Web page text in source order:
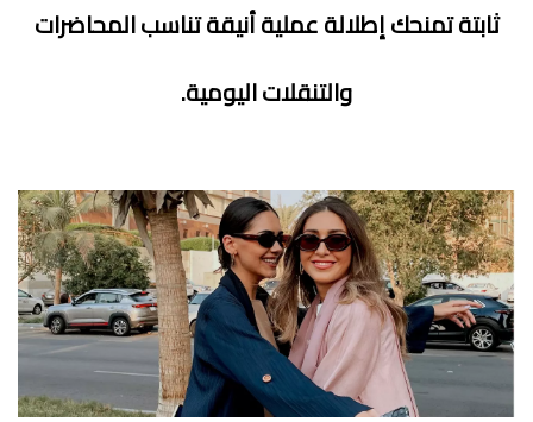
ثابتة تمنحك إطلالة عملية أنيقة تناسب المحاضرات
والتنقلات اليومية.